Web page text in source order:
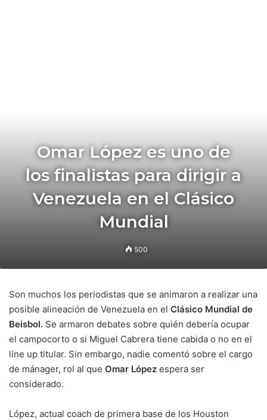
Omar López es uno de
los finalistas para dirigir a
Venezuela en el Clásico
Mundial
500
Son muchos los periodistas que se animaron a realizar una
posible alineación de Venezuela en el Clásico Mundial de
Beisbol. Se armaron debates sobre quién debería ocupar
el campocorto o si Miguel Cabrera tiene cabida o no en el
line up titular. Sin embargo, nadie comentó sobre el cargo
de mánager, rol al que Omar López espera ser
considerado.
López, actual coach de primera base de los Houston